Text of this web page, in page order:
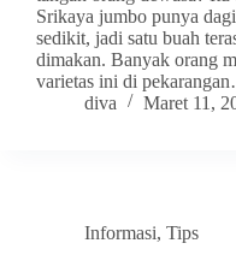
Srikaya jumbo punya
sedikit, jadi satu buah
dimakan. Banyak orang
varietas ini di
diva
Maret 11,
Informasi, Tips